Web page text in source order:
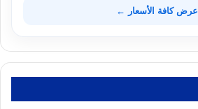
عرض كافة الأسعار ←